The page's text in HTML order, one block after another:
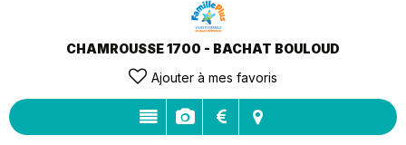
CHAMROUSSE 1700 - BACHAT BOULOUD
Ajouter à mes favoris